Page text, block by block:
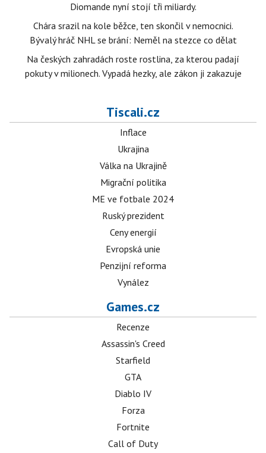
Diomande nyní stojí tři miliardy.
Chára srazil na kole běžce, ten skončil v nemocnici.
Bývalý hráč NHL se brání: Neměl na stezce co dělat
Na českých zahradách roste rostlina, za kterou padají
pokuty v milionech. Vypadá hezky, ale zákon ji zakazuje
Tiscali.cz
Inflace
Ukrajina
Válka na Ukrajině
Migrační politika
ME ve fotbale 2024
Ruský prezident
Ceny energií
Evropská unie
Penzijní reforma
Vynález
Games.cz
Recenze
Assassin's Creed
Starfield
GTA
Diablo IV
Forza
Fortnite
Call of Duty